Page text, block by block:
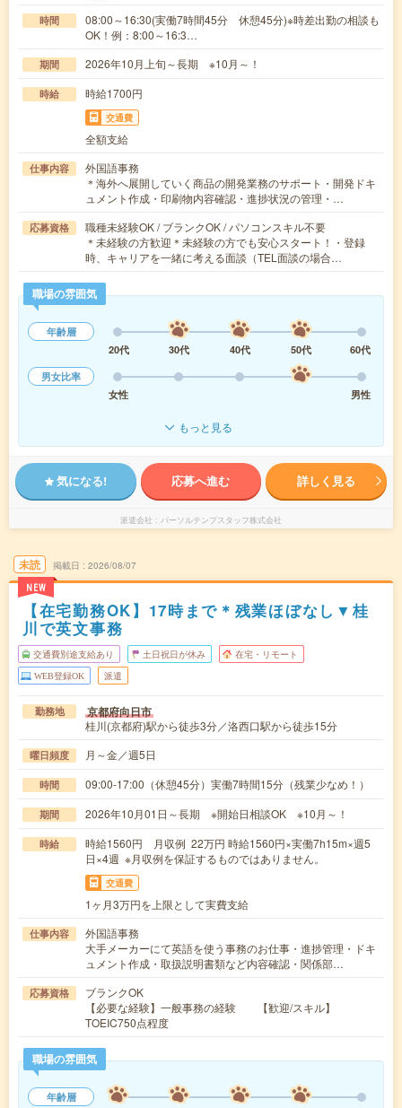
時間
08:00～16:30(実働7時間45分 休憩45分)※時差出勤の相談も
OK！例：8:00～16:3…
期間 2026年10月上旬～長期 ※10月～！
時給 時給1700円
交通費
全額支給
仕事内容
外国語事務
＊海外へ展開していく商品の開発業務のサポート・開発ドキ
ュメント作成・印刷物内容確認・進捗状況の管理・…
応募資格
職種未経験OK / ブランクOK / パソコンスキル不要
＊未経験の方歓迎＊未経験の方でも安心スタート！・登録
時、キャリアを一緒に考える面談（TEL面談の場合…
職場の雰囲気
年齢層
20代
30代 40代 50代
60代
男女比率
女性
男性
もっと見る
気になる! 応募へ進む 詳しく見る
派遣会社 パーソルテンプスタッフ株式会社
未読
NEW
掲載日 2026/08/07
【在宅勤務OK】17時まで＊残業ほぼなし▼桂
川で英文事務
交通費別途支給あり 土日祝日が休み 在宅・リモート
WEB登録OK 派遣
勤務地 京都府向日市
桂川(京都府)駅から徒歩3分／洛西口駅から徒歩15分
曜日頻度 月～金／週5日
時間 09:00-17:00（休憩45分）実働7時間15分（残業少なめ！）
期間 2026年10月01日～長期 ※開始日相談OK ※10月～！
時給
時給1560円 月収例 22万円 時給1560円×実働7h15m×週5
日×4週 ※月収例を保証するものではありません。
交通費
1ヶ月3万円を上限として実費支給
仕事内容
外国語事務
大手メーカーにて英語を使う事務のお仕事・進捗管理・ドキ
ュメント作成・取扱説明書類など内容確認・関係部…
応募資格
ブランクOK
【必要な経験】一般事務の経験 【歓迎/スキル】
TOEIC750点程度
職場の雰囲気
年齢層